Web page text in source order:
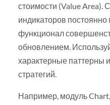
стоимости (Value Area).
индикаторов постоянно
функционал
обновлением.
характерные паттерны
стратегий.
Например, модуль